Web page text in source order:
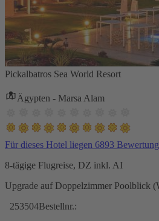
Pickalbatros Sea World Resort
Ägypten - Marsa Alam
Für dieses Hotel liegen 6893
8-tägige Flugreise, DZ inkl. AI
Upgrade auf Doppelzimmer Poolblick
253504Bestellnr.: